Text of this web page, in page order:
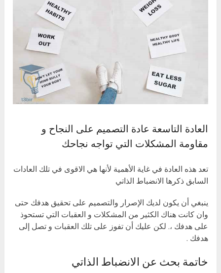
العادة التاسعة عادة التصميم على النجاح و
مقاومة المشكلات التي تواجه نجاحك
تعد هذه العادة في غاية الأهمية لأنها هي الاقوى في تلك العادات
السابق ذكرها الانضباط الذاتي
ينبغي أن يكون لديك الإصرار والتصميم على تحقيق هدفك حتى
وان كانت هناك الكثير من المشكلات و العقبات التي تستحوذ
على هدفك ،. لكن عليك أن تفوز على تلك العقبات و تصل إلى
هدفك .
خاتمة بحث عن الانضباط الذاتي